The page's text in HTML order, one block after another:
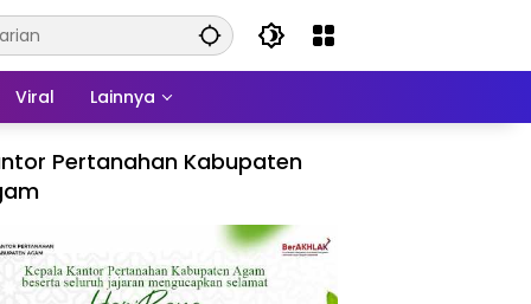
Viral Lainnya
Pertanahan Kabupaten